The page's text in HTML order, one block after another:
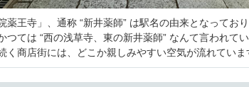
薬王寺」、通称 “新井薬師” は駅名の由来となってお
つては “西の浅草寺、東の新井薬師” なんて言われて
く商店街には、どこか親しみやすい空気が流れていま